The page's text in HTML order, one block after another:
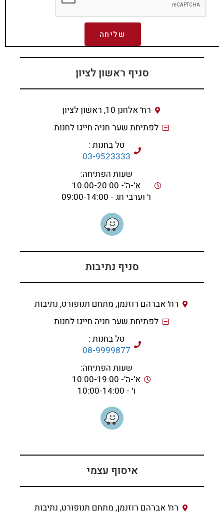
שליחה
סניף ראשון לציון
רח' אלחנן 10, ראשון לציון
לפתיחת שער חניה חייגו לחנות
טל בחנות :
03-9523333
שעות הפתיחה:
א'-ה'- 10:00-20:00
ו' וערבי חג - 09:00-14:00
סניף נתיבות
רח' אברהם רוזנמן, מתחם תנופורט, נתיבות
לפתיחת שער חניה חייגו לחנות
טל בחנות :
08-9999877
שעות הפתיחה:
א'-ה'- 10:00-19:00
ו' - 10:00-14:00
איסוף עצמי
רח' אברהם רוזנמן, מתחם תנופורט, נתיבות